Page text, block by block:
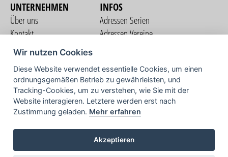
UNTERNEHMEN
Über uns
Kontakt
Nutzungsbedingungen
Datenschutzerklärung
Impressum
INFOS
Adressen Serien
Adressen Vereine
COMMUNITY
TV
Wir nutzen Cookies
Diese Website verwendet essentielle Cookies, um einen
ordnungsgemäßen Betrieb zu gewährleisten, und
Tracking-Cookies, um zu verstehen, wie Sie mit der
Website interagieren. Letztere werden erst nach
Zustimmung geladen. Mehr erfahren
Akzeptieren